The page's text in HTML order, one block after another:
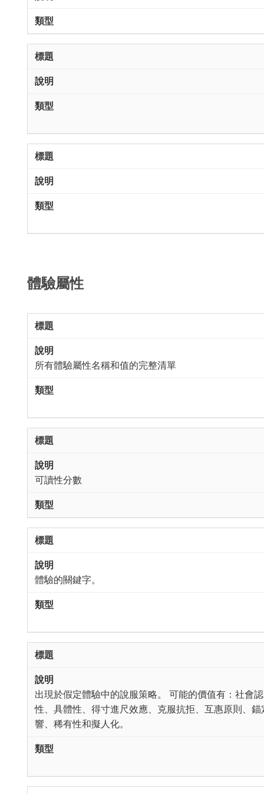
體驗屬性
所有體驗屬性名稱和值的完整清單
可讀性分數
體驗的關鍵字。
出現於假定體驗中的說服策略。 可能的價值有：社會
性、具體性、得寸進尺效應、克服抗拒、互惠原則、
響、稀有性和擬人化。